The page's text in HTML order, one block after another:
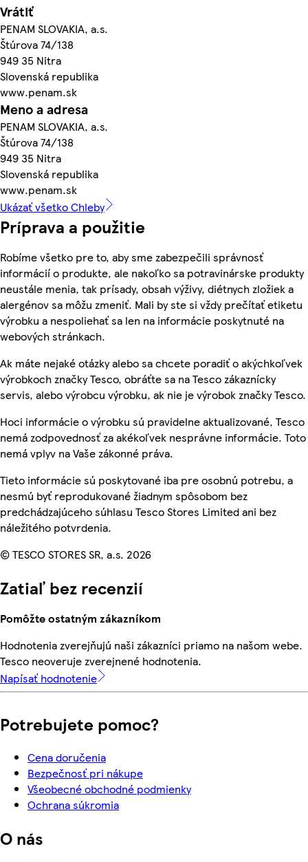
Vrátiť
PENAM SLOVAKIA, a.s.
Štúrova 74/138
949 35 Nitra
Slovenská republika
www.penam.sk
Meno a adresa
PENAM SLOVAKIA, a.s.
Štúrova 74/138
949 35 Nitra
Slovenská republika
www.penam.sk
Ukázať všetko Chleby
Príprava a použitie
Robíme všetko pre to, aby sme zabezpečili správnosť
informácií o produkte, ale nakoľko sa potravinárske produkty
neustále menia, tak prísady, obsah výživy, diétnych zložiek a
alergénov sa môžu zmeniť. Mali by ste si vždy prečítať etiketu
výrobku a nespoliehať sa len na informácie poskytnuté na
webových stránkach.
Ak máte nejaké otázky alebo sa chcete poradiť o akýchkoľvek
výrobkoch značky Tesco, obráťte sa na Tesco zákaznícky
servis, alebo výrobcu výrobku, ak nie je výrobok značky Tesco.
Hoci informácie o výrobku sú pravidelne aktualizované, Tesco
nemá zodpovednosť za akékoľvek nesprávne informácie. Toto
nemá vplyv na Vaše zákonné práva.
Tieto informácie sú poskytované iba pre osobnú potrebu, a
nesmú byť reprodukované žiadnym spôsobom bez
predchádzajúceho súhlasu Tesco Stores Limited ani bez
náležitého potvrdenia.
© TESCO STORES SR, a.s. 2026
Zatiaľ bez recenzií
Pomôžte ostatným zákazníkom
Hodnotenia zverejňujú naši zákazníci priamo na našom webe.
Tesco neoveruje zverejnené hodnotenia.
Napísať hodnotenie
Potrebujete pomoc?
Cena doručenia
Bezpečnosť pri nákupe
Všeobecné obchodné podmienky
Ochrana súkromia
O nás